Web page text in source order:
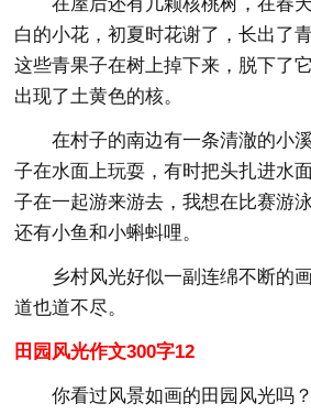
白的小花，初夏时花谢了，长出了
这些青果子在树上掉下来，脱下了
出现了土黄色的核。
在村子的南边有一条清澈的小
子在水面上玩耍，有时把头扎进水
子在一起游来游去，我想在比赛游
还有小鱼和小蝌蚪哩。
乡村风光好似一副连绵不断的
道也道不尽。
田园风光作文300字12
你看过风景如画的田园风光吗